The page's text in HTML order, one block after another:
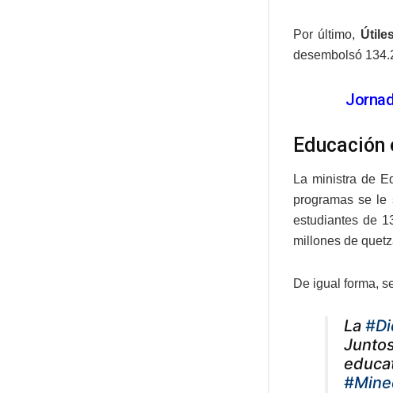
Por último,
desembolsó
La ministra de
programas se
estudiantes de
millones de
De igual forma,
La